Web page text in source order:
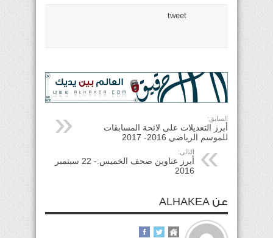
tweet
السابق:
أبرز التعديلات على لائحة المسابقات
للموسم الرياضي 2016- 2017
التالي:
أبرز عناوين صحف الخميس:- 22 سبتمبر
2016
عن ALHAKEA